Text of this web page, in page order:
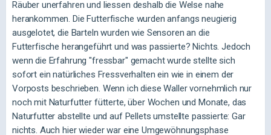
Räuber unerfahren und liessen deshalb die Welse nahe
herankommen. Die Futterfische wurden anfangs neugierig
ausgelotet, die Barteln wurden wie Sensoren an die
Futterfische herangeführt und was passierte? Nichts. Jedoch
wenn die Erfahrung "fressbar" gemacht wurde stellte sich
sofort ein natürliches Fressverhalten ein wie in einem der
Vorposts beschrieben. Wenn ich diese Waller vornehmlich nur
noch mit Naturfutter fütterte, über Wochen und Monate, das
Naturfutter abstellte und auf Pellets umstellte passierte: Gar
nichts. Auch hier wieder war eine Umgewöhnungsphase